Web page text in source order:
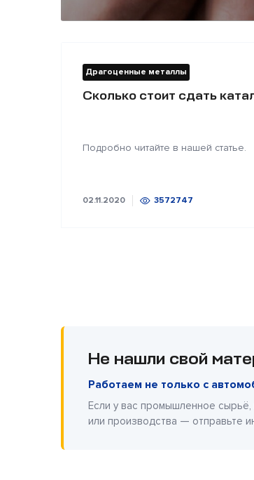
Драгоценные металлы
Сколько стоит сдать
Подробно читайте в нашей статье.
02.11.2020 3572747
Не нашли свой
Работаем не только с
Если у вас промышленное
или производства — отправьте